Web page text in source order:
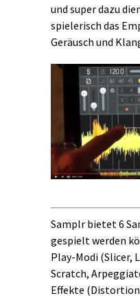
und super dazu
spielerisch das
Geräusch und
Samplr bietet 6
gespielt werden
Play-Modi (Slicer,
Scratch,
Effekte